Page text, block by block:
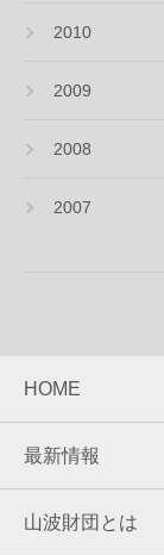
2010
2009
2008
2007
HOME
最新情報
山波財団とは